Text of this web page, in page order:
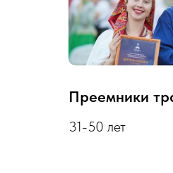
Преемники
31-50 лет